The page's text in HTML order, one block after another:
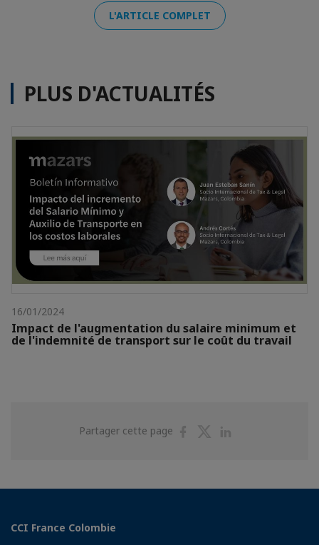
L'ARTICLE COMPLET
PLUS D'ACTUALITÉS
16/01/2024
Impact de l'augmentation du salaire minimum et
de l'indemnité de transport sur le coût du travail
Partager cette page
PartagerPartager
CCI France Colombie